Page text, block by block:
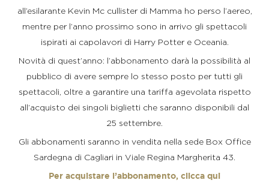
all’esilarante Kevin Mc cullister di Mamma ho perso l’aereo,
mentre per l’anno prossimo sono in arrivo gli spettacoli
ispirati ai capolavori di Harry Potter e Oceania.
Novità di quest’anno: l’abbonamento darà la possibilità al
pubblico di avere sempre lo stesso posto per tutti gli
spettacoli, oltre a garantire una tariffa agevolata rispetto
all’acquisto dei singoli biglietti che saranno disponibili dal
25 settembre.
Gli abbonamenti saranno in vendita nella sede Box Office
Sardegna di Cagliari in Viale Regina Margherita 43.
Per acquistare l’abbonamento, clicca qui